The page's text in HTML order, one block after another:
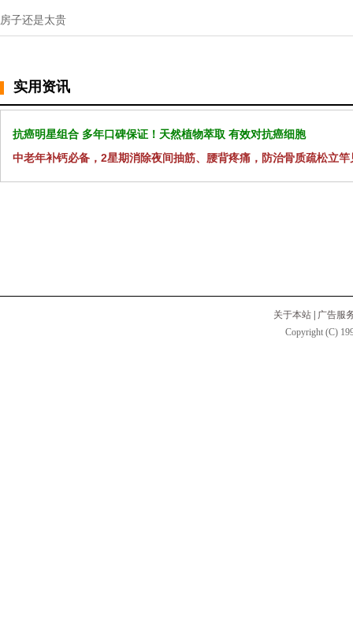
房子还是太贵
实用资讯
抗癌明星组合 多年口碑保证！天然植物萃取 有效对抗癌细胞
中老年补钙必备，2星期消除夜间抽筋、腰背疼痛，防治骨质疏松立竿
关于本站
广告服
Copyright (C)